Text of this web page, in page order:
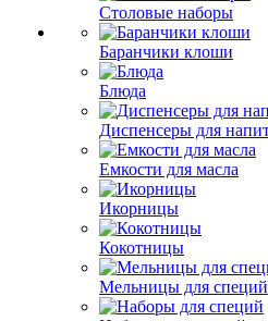
Столовые наборы
Баранчики клоши
Блюда
Диспенсеры для
Емкости для масла
Икорницы
Кокотницы
Мельницы для специй